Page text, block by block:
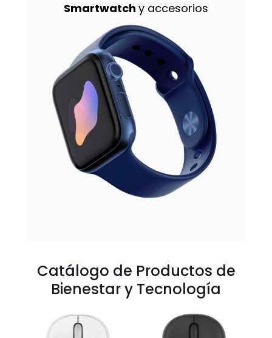
Smartwatch y accesorios
Catálogo de Productos de
Bienestar y Tecnología